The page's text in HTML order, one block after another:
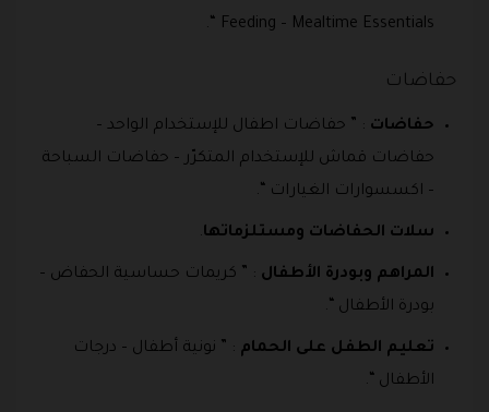
Feeding – Mealtime Essentials “.
حفاضات
حفاضات : ” حفاضات اطفال للإستخدام الواحد –
حفاضات قماش للإستخدام المتكرّر – حفاضات السباحة
– اكسسوارات الغيارات “.
سلات الحفاضات ومستلزماتها.
المراهم وبودرة الأطفال : ” كريمات حساسية الحفاض –
بودرة الأطفال “.
تعليم الطفل على الحمام : ” نونية أطفال – درجات
الأطفال “.